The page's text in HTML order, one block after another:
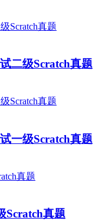
二级Scratch真题
一级Scratch真题
Scratch真题